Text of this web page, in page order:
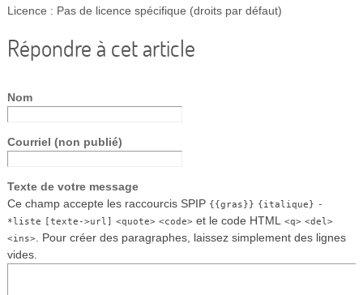
Licence : Pas de licence spécifique (droits par défaut)
Répondre à cet article
Nom
Courriel (non publié)
Texte de votre message
Ce champ accepte les raccourcis SPIP {{gras}} {italique} -
*liste [texte->url] <quote> <code>et le code HTML <q> <del>
<ins>. Pour créer des paragraphes, laissez simplement des lignes
vides.